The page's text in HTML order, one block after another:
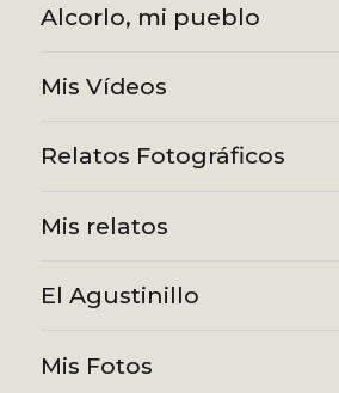
Alcorlo, mi pueblo
Mis Vídeos
Relatos Fotográficos
Mis relatos
El Agustinillo
Mis Fotos